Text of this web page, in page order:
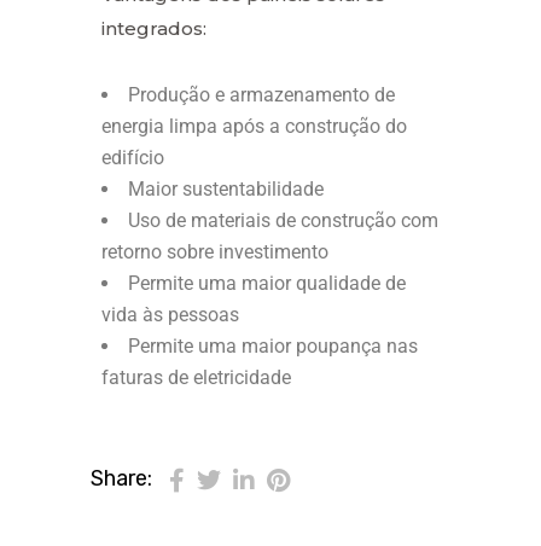
integrados:
Produção e armazenamento de
energia limpa após a construção do
edifício
Maior sustentabilidade
Uso de materiais de construção com
retorno sobre investimento
Permite uma maior qualidade de
vida às pessoas
Permite uma maior poupança nas
faturas de eletricidade
Share: